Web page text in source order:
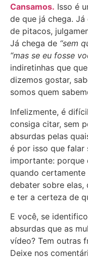
Cansamos. Isso é
de que já chega.
de pitacos,
Já chega de “sem
“mas se eu fosse
indiretinhas que
dizemos gostar,
somos quem
Infelizmente, é
consiga citar, sem
absurdas pelas
é por isso que falar
importante: porque
quando certamente
debater sobre elas,
e ter a certeza de
E você, se
absurdas que as
vídeo? Tem outras
Deixe nos